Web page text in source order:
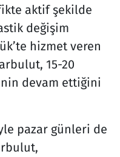
aktif şekilde
değişim
hizmet veren
15-20
devam ettiğini
pazar günleri de